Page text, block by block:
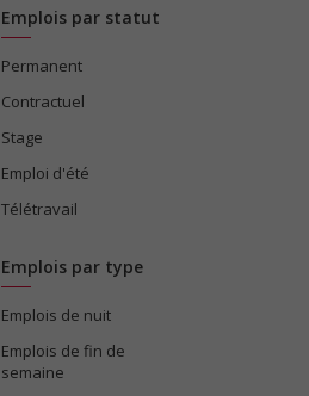
Emplois par statut
Permanent
Contractuel
Stage
Emploi d'été
Télétravail
Emplois par type
Emplois de nuit
Emplois de fin de
semaine